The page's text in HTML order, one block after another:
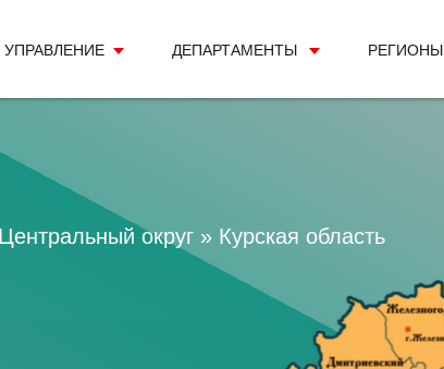
ДЕПАРТАМЕНТЫ РЕГИОНЫ
УПРАВЛЕНИЕ
Центральный округ » Курская область